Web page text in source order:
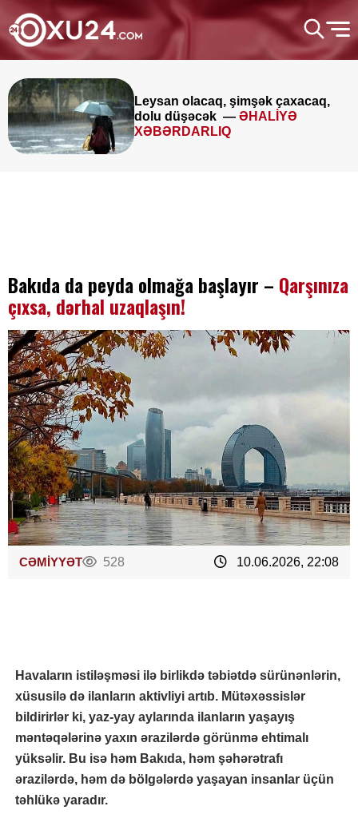
Leysan olacaq, şimşək çaxacaq,
dolu düşəcək — ƏHALİYƏ
XƏBƏRDARLIQ
Bakıda da peyda olmağa başlayır – Qarşınıza
çıxsa, dərhal uzaqlaşın!
CƏMİYYƏT 528 10.06.2026, 22:08
Havaların istiləşməsi ilə birlikdə təbiətdə sürünənlərin,
xüsusilə də ilanların aktivliyi artıb. Mütəxəssislər
bildirirlər ki, yaz-yay aylarında ilanların yaşayış
məntəqələrinə yaxın ərazilərdə görünmə ehtimalı
yüksəlir. Bu isə həm Bakıda, həm şəhərətrafı
ərazilərdə, həm də bölgələrdə yaşayan insanlar üçün
təhlükə yaradır.